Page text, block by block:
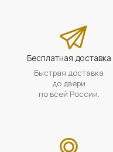
Бесплатная доставка
Быстрая доставка
до двери
по всей России.